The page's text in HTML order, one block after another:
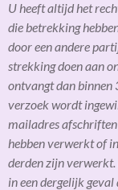
U heeft altijd het
die betrekking
door een andere
strekking doen aan
ontvangt dan binnen
verzoek wordt
mailadres afschriften
hebben verwerkt of
derden zijn
in een dergelijk